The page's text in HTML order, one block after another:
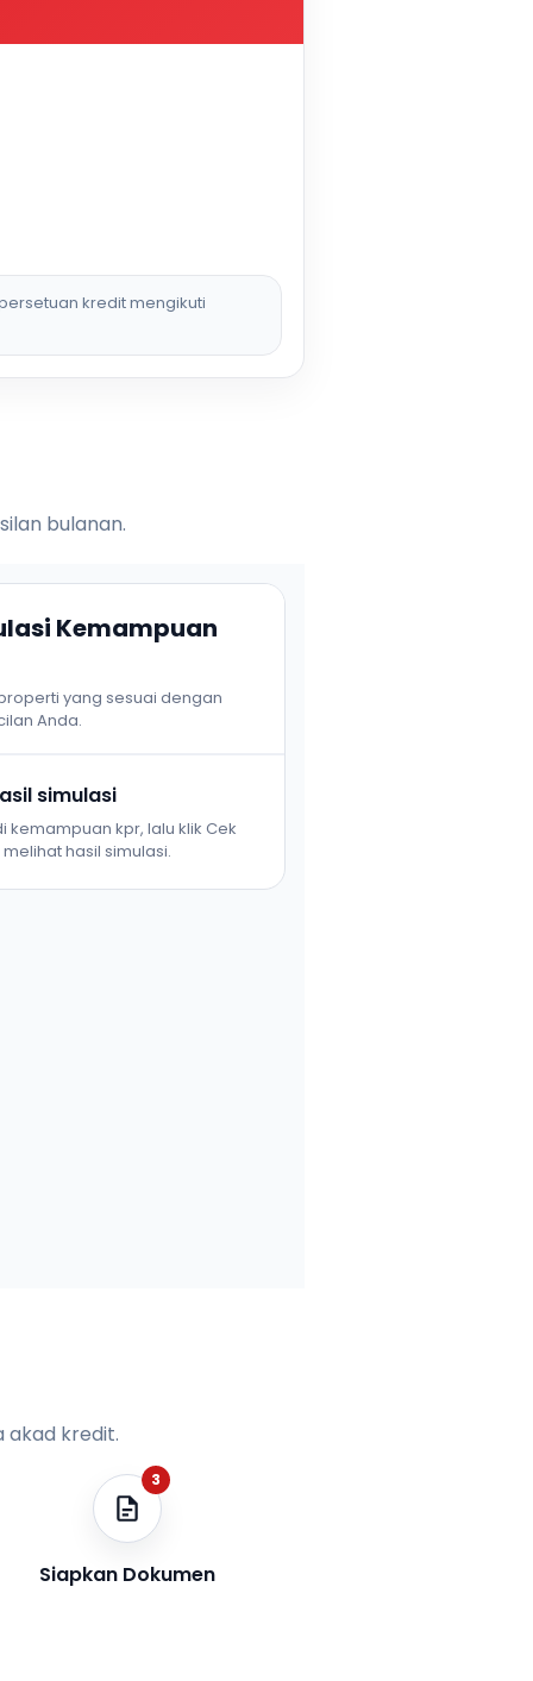
kredit mengikuti
bulanan.
Kemampuan
yang sesuai dengan
Anda.
simulasi
kemampuan kpr, lalu klik Cek
hasil simulasi.
akad kredit.
3
Siapkan Dokumen